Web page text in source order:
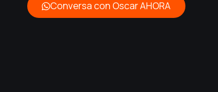
Conversa con Oscar AHORA